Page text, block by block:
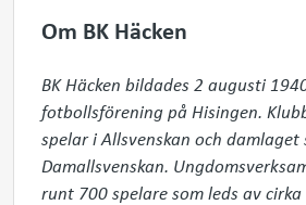
Om BK Häcken
BK Häcken bildades 2 augusti
fotbollsförening på Hisingen.
spelar i Allsvenskan och damlaget
Damallsvenskan.
runt 700 spelare som leds av